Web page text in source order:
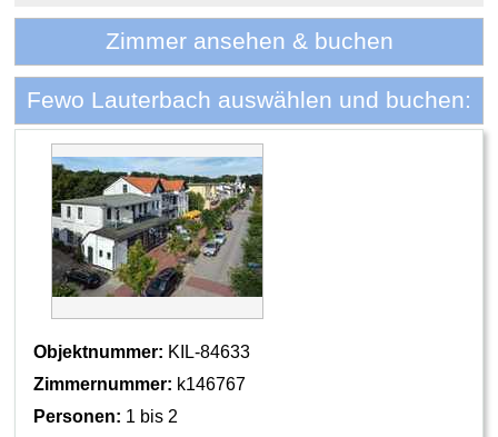
Zimmer ansehen & buchen
Fewo Lauterbach auswählen und buchen:
Objektnummer: KIL-84633
Zimmernummer: k146767
Personen: 1 bis 2